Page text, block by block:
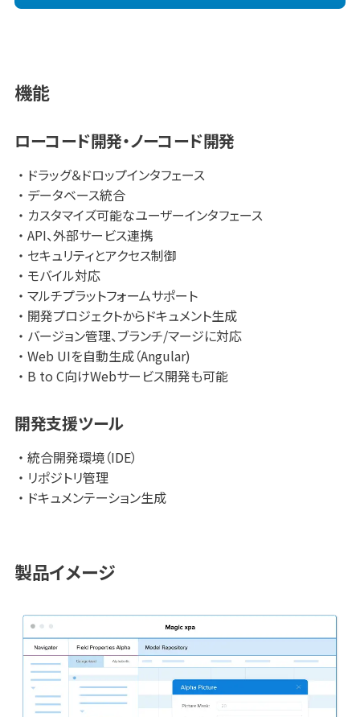
・ITベンダーがユーザから求められる、高品質な製品・サービ
機能
ローコード開発・ノーコード開発
ドラッグ＆ドロップインタフェース
データベース統合
カスタマイズ可能なユーザーインタフェース
API、外部サービス連携
セキュリティとアクセス制御
モバイル対応
マルチプラットフォームサポート
開発プロジェクトからドキュメント生成
バージョン管理、ブランチ/マージに対応
Web UIを自動生成（Angular)
B to C向けWebサービス開発も可能
開発支援ツール
統合開発環境（IDE）
リポジトリ管理
ドキュメンテーション生成
製品イメージ